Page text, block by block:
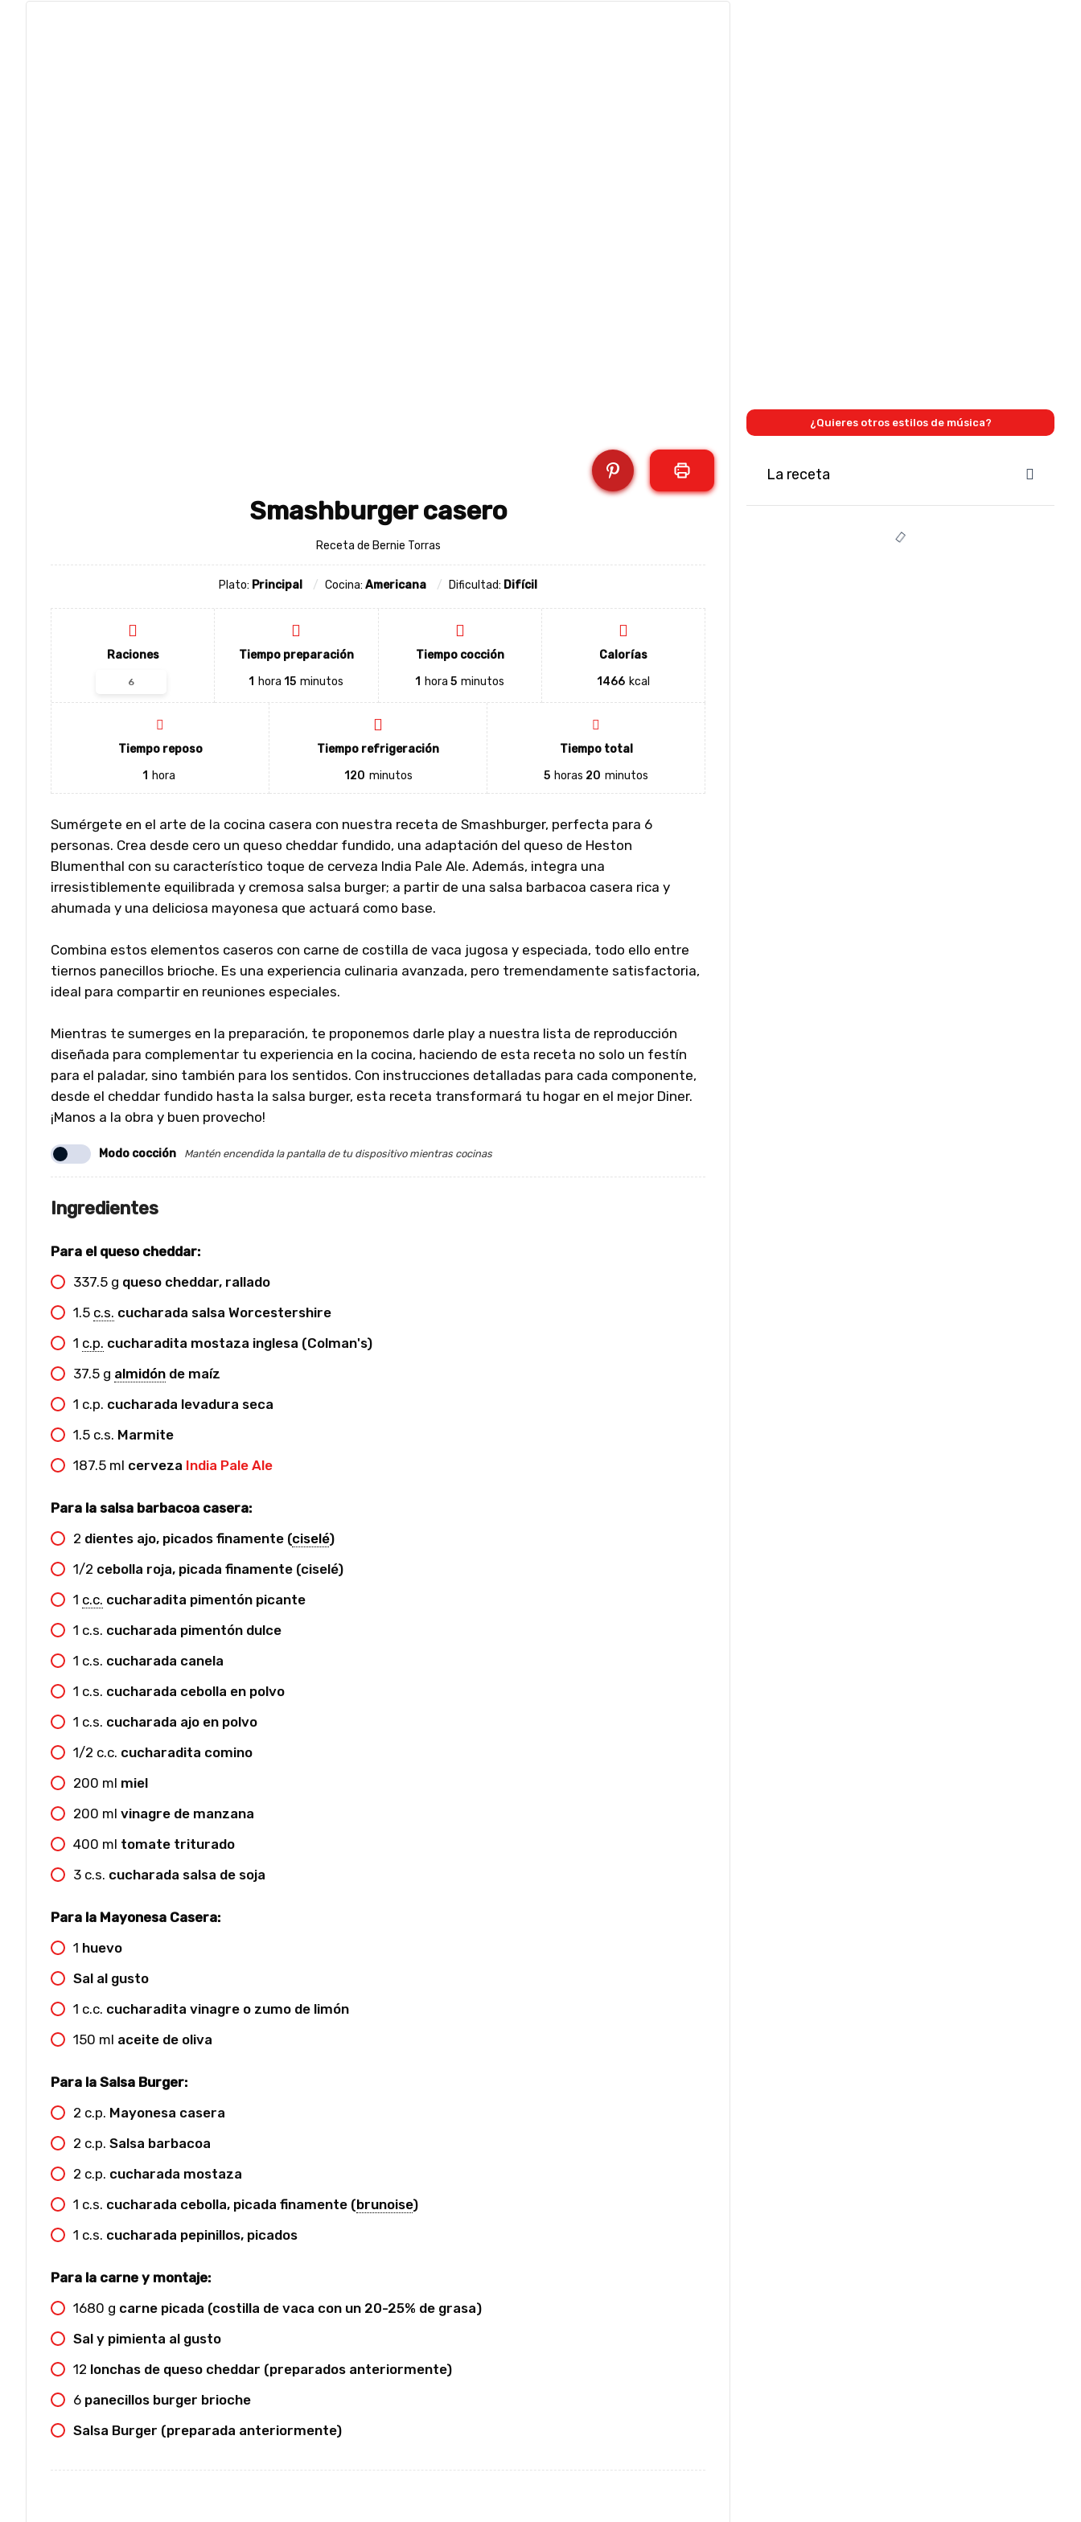
Smashburger casero
Receta de Bernie Torras
Plato: Principal Cocina: Americana Dificultad: Difícil
Raciones
Tiempo preparación
1 hora15 minutos
Tiempo cocción
1 hora5 minutos
Calorías
1466 kcal
Tiempo reposo
1 hora
Tiempo refrigeración
120 minutos
Tiempo total
5 horas 20 minutos
Sumérgete en el arte de la cocina casera con nuestra receta de Smashburger, perfecta para 6
personas. Crea desde cero un queso cheddar fundido, una adaptación del queso de Heston
Blumenthal con su característico toque de cerveza India Pale Ale. Además, integra una
irresistiblemente equilibrada y cremosa salsa burger; a partir de una salsa barbacoa casera rica y
ahumada y una deliciosa mayonesa que actuará como base.
Combina estos elementos caseros con carne de costilla de vaca jugosa y especiada, todo ello entre
tiernos panecillos brioche. Es una experiencia culinaria avanzada, pero tremendamente satisfactoria,
ideal para compartir en reuniones especiales.
Mientras te sumerges en la preparación, te proponemos darle play a nuestra lista de reproducción
diseñada para complementar tu experiencia en la cocina, haciendo de esta receta no solo un festín
para el paladar, sino también para los sentidos. Con instrucciones detalladas para cada componente,
desde el cheddar fundido hasta la salsa burger, esta receta transformará tu hogar en el mejor Diner.
¡Manos a la obra y buen provecho!
Modo cocción Mantén encendida la pantalla de tu dispositivo mientras cocinas
Ingredientes
Para el queso cheddar:
337.5 g queso cheddar, rallado
1.5 c.s. cucharada salsa Worcestershire
1 c.p. cucharadita mostaza inglesa (Colman's)
37.5 g almidón de maíz
1 c.p. cucharada levadura seca
1.5 c.s. Marmite
187.5 ml cerveza India Pale Ale
Para la salsa barbacoa casera:
2 dientes ajo, picados finamente (ciselé)
1/2 cebolla roja, picada finamente (ciselé)
1 c.c. cucharadita pimentón picante
1 c.s. cucharada pimentón dulce
1 c.s. cucharada canela
1 c.s. cucharada cebolla en polvo
1 c.s. cucharada ajo en polvo
1/2 c.c. cucharadita comino
200 ml miel
200 ml vinagre de manzana
400 ml tomate triturado
3 c.s. cucharada salsa de soja
Para la Mayonesa Casera:
1 huevo
Sal al gusto
1 c.c. cucharadita vinagre o zumo de limón
150 ml aceite de oliva
Para la Salsa Burger:
2 c.p. Mayonesa casera
2 c.p. Salsa barbacoa
2 c.p. cucharada mostaza
1 c.s. cucharada cebolla, picada finamente (brunoise)
1 c.s. cucharada pepinillos, picados
Para la carne y montaje:
1680 g carne picada (costilla de vaca con un 20-25% de grasa)
Sal y pimienta al gusto
12 lonchas de queso cheddar (preparados anteriormente)
6 panecillos burger brioche
Salsa Burger (preparada anteriormente)
¿Quieres otros estilos de música?
La receta